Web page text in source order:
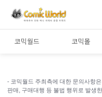
코믹월드 코믹몰
- 코믹월드 주최측에 대한 문의사항
판매, 구매대행 등 불법 행위로 발생